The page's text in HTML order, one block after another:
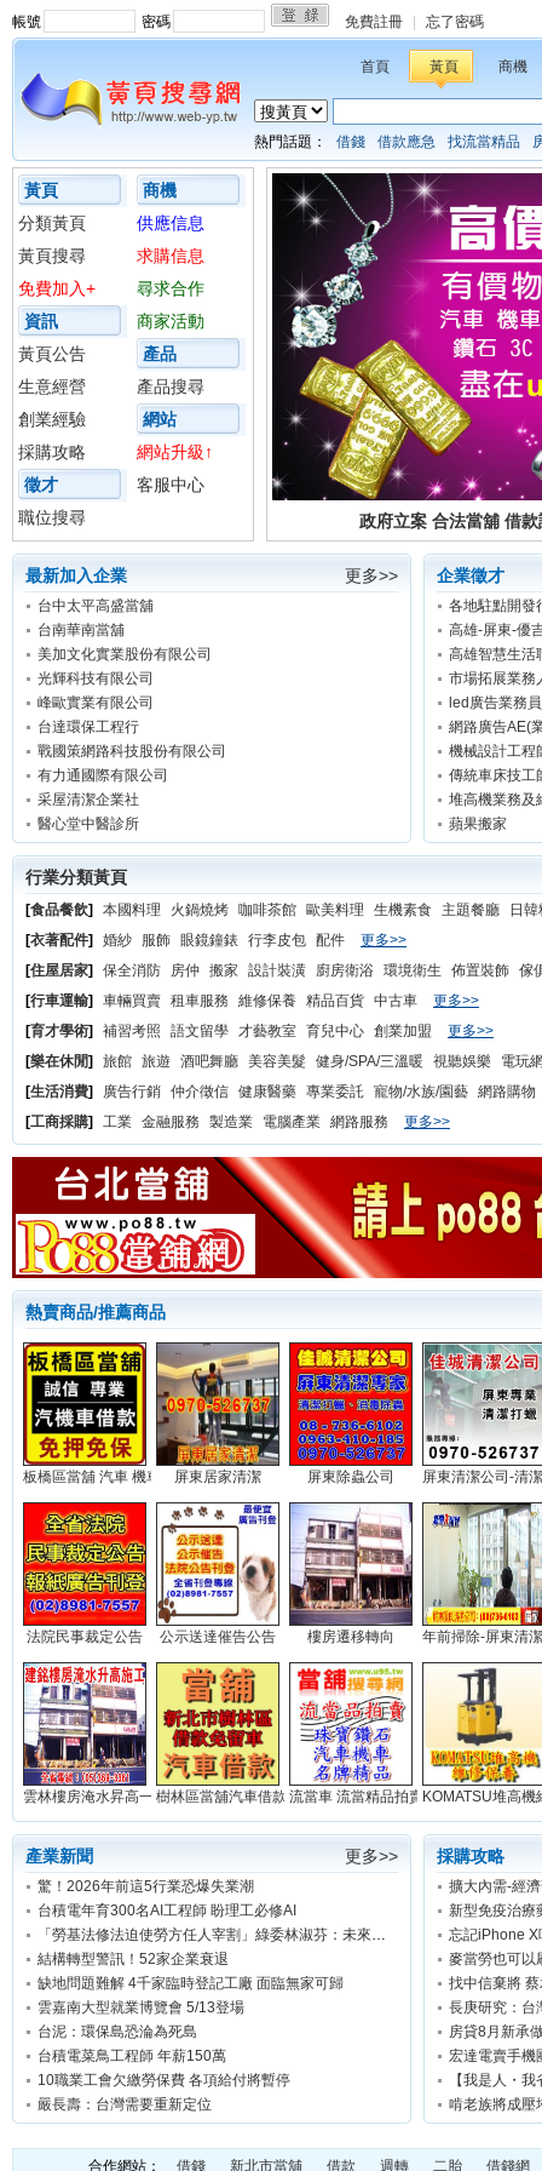
帳號 密碼 免費註冊 忘了密碼
首頁 黃頁 商機
熱門話題： 借錢 借款應急 找流當精品
黃頁
分類黃頁
黃頁搜尋
免費加入+
資訊
黃頁公告
生意經營
創業經驗
採購攻略
徵才
職位搜尋
商機
供應信息
求購信息
尋求合作
商家活動
產品
產品搜尋
網站
網站升級↑
客服中心
政府立案 合法當舖 借
最新加入企業 更多>>
台中太平高盛當舖
台南華南當舖
美加文化實業股份有限公司
光輝科技有限公司
峰歐實業有限公司
台達環保工程行
戰國策網路科技股份有限公司
有力通國際有限公司
采屋清潔企業社
醫心堂中醫診所
企業徵才
各地駐點開發
高雄-屏東-優
高雄智慧生活
市場拓展業務
led廣告業務員
網路廣告AE(
機械設計工程
傳統車床技工
堆高機業務及
蘋果搬家
行業分類黃頁
[食品餐飲] 本國料理 火鍋燒烤 咖啡茶館 歐美料理 生機素食 主題餐廳
日
[衣著配件] 婚紗 服飾 眼鏡鐘錶 行李皮包 配件
更多>>
[住屋居家] 保全消防 房仲 搬家 設計裝潢 廚房衛浴 環境衛生 佈置裝飾 傢
[行車運輸] 車輛買賣 租車服務 維修保養 精品百貨 中古車
更多>>
[育才學術] 補習考照 語文留學 才藝教室 育兒中心 創業加盟
更多>>
[樂在休閒] 旅館 旅遊 酒吧舞廳 美容美髮 健身/SPA/三溫暖 視聽娛樂
電玩
[生活消費] 廣告行銷 仲介徵信 健康醫藥 專業委託 寵物/水族/園藝 網路購物
[工商採購] 工業 金融服務 製造業 電腦產業 網路服務 更多>>
熱賣商品/推薦商品
板橋區當舖 汽車 機車 借款...屏東居家清潔 屏東除蟲公司 屏東清潔公司-清
法院民事裁定公告 公示送達催告公告 樓房遷移轉向 年前掃除-屏東清
雲林樓房淹水昇高一米(實積)...樹林區當舖汽車借款免留車...流當車 流當精品拍賣網站...KOMATSU堆高機
產業新聞 更多>>
驚！2026年前這5行業恐爆失業潮
台積電年育300名AI工程師 盼理工必修AI
「勞基法修法迫使勞方任人宰割」綠委林淑芬：未來勞工只休8小時連續上班12天可能合法
結構轉型警訊！52家企業衰退
缺地問題難解 4千家臨時登記工廠 面臨無家可歸
雲嘉南大型就業博覽會 5/13登場
台泥：環保島恐淪為死島
台積電菜鳥工程師 年薪150萬
10職業工會欠繳勞保費 各項給付將暫停
嚴長壽：台灣需要重新定位
採購攻略
新型免疫治療
忘記iPhone X
麥當勞也可以
找中信棄將
長庚研究：台
房貸8月新承
宏達電賣手機
【我是人・
啃老族將成壓
合作網站： 借錢 新北市當舖 借款 週轉 二胎 借錢網